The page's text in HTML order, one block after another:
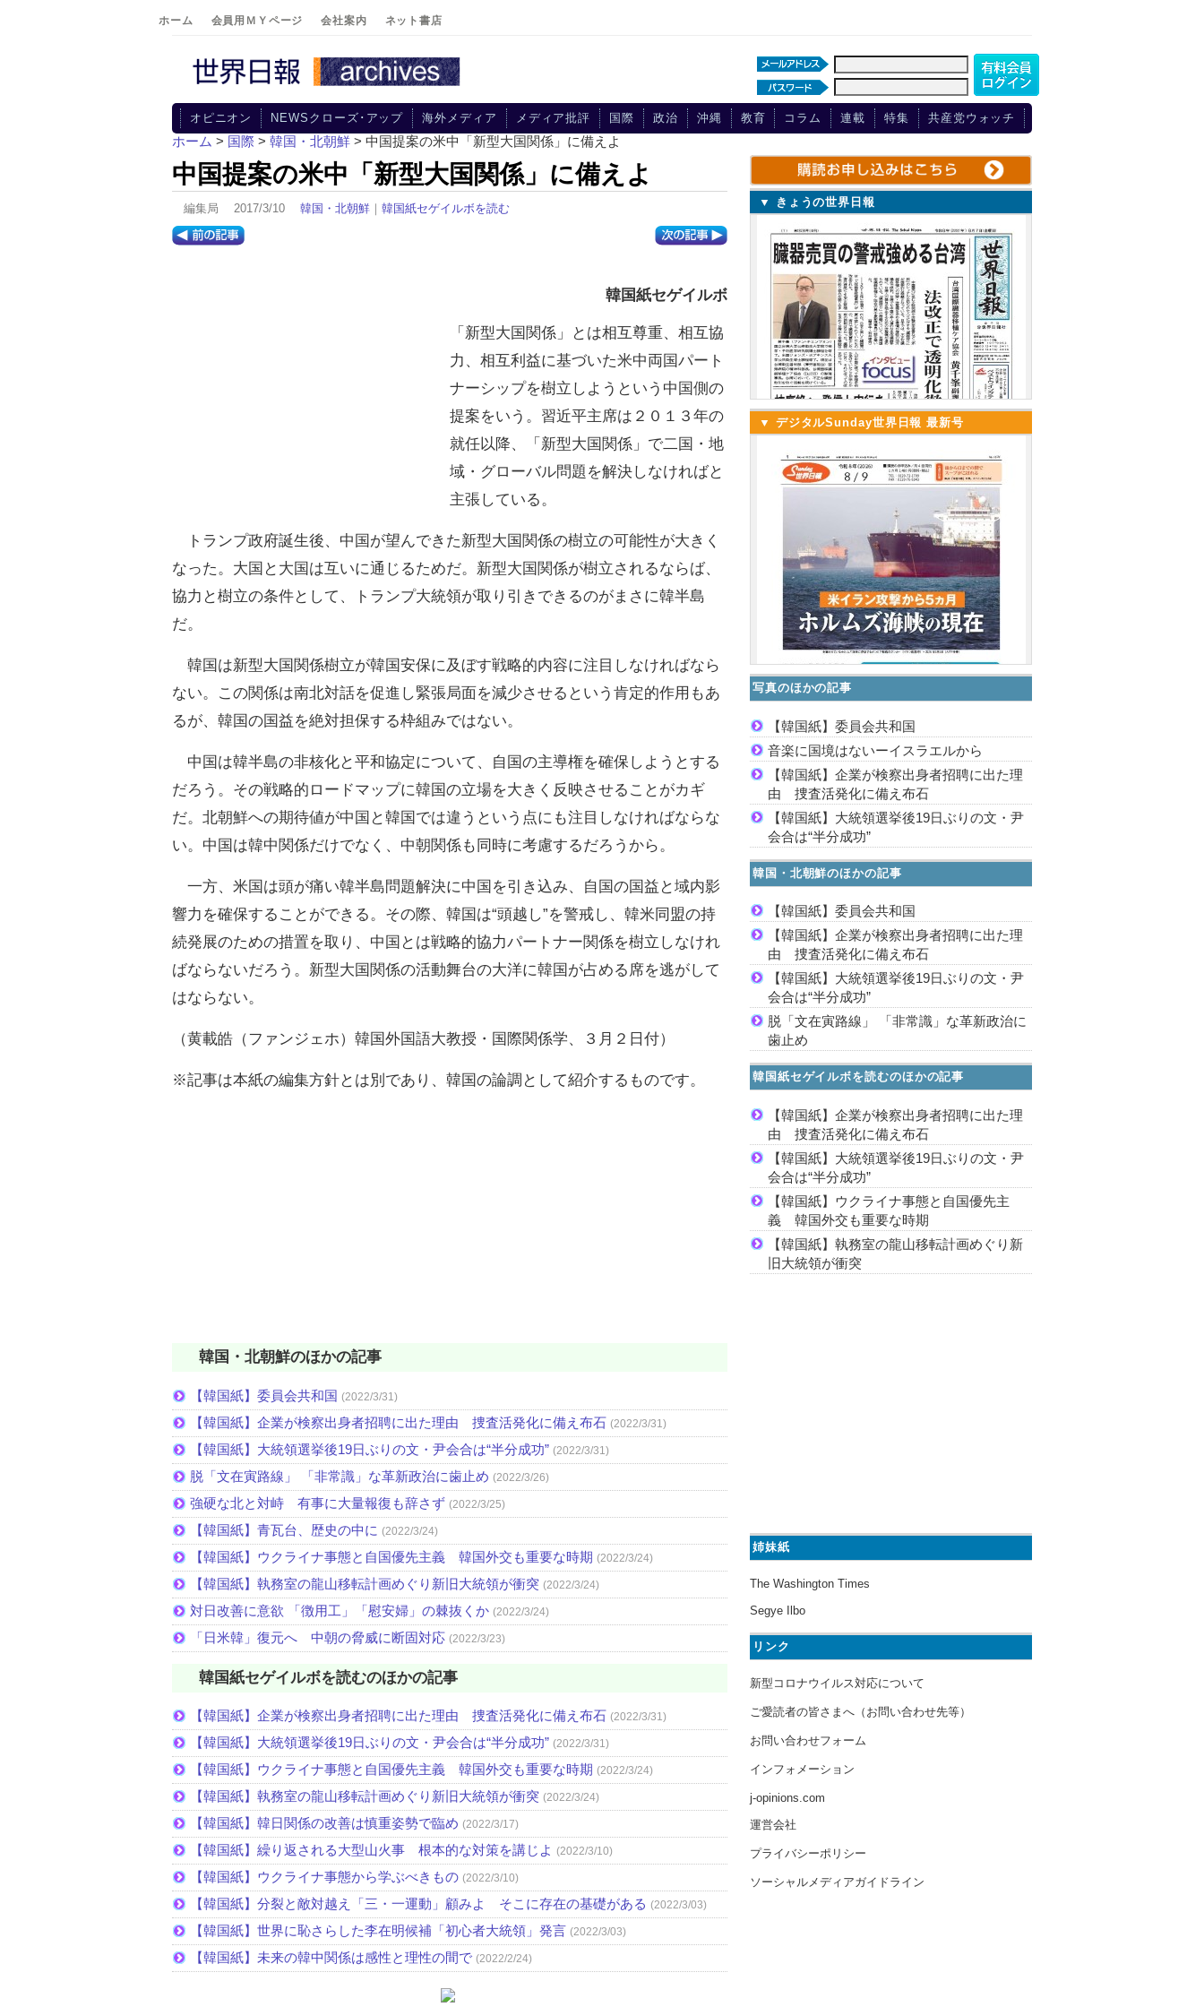
ホーム 会員用ＭＹページ 会社案内 ネット書店
オピニオン NEWSクローズ･アップ 海外メディア メディア批評 国際 政治 沖縄 教育 コラム 連載 特集 共産党ウォッチ
ホーム > 国際 > 韓国・北朝鮮 > 中国提案の米中「新型大国関係」に備えよ
中国提案の米中「新型大国関係」に備えよ
編集局 2017/3/10 韓国・北朝鮮 ｜ 韓国紙セゲイルボを読む
韓国紙セゲイルボ
「新型大国関係」とは相互尊重、相互協
力、相互利益に基づいた米中両国パート
ナーシップを樹立しようという中国側の
提案をいう。習近平主席は２０１３年の
就任以降、「新型大国関係」で二国・地
域・グローバル問題を解決しなければと
主張している。
トランプ政府誕生後、中国が望んできた新型大国関係の樹立の可能性が大きく
なった。大国と大国は互いに通じるためだ。新型大国関係が樹立されるならば、
協力と樹立の条件として、トランプ大統領が取り引きできるのがまさに韓半島
だ。
韓国は新型大国関係樹立が韓国安保に及ぼす戦略的内容に注目しなければなら
ない。この関係は南北対話を促進し緊張局面を減少させるという肯定的作用もあ
るが、韓国の国益を絶対担保する枠組みではない。
中国は韓半島の非核化と平和協定について、自国の主導権を確保しようとする
だろう。その戦略的ロードマップに韓国の立場を大きく反映させることがカギ
だ。北朝鮮への期待値が中国と韓国では違うという点にも注目しなければならな
い。中国は韓中関係だけでなく、中朝関係も同時に考慮するだろうから。
一方、米国は頭が痛い韓半島問題解決に中国を引き込み、自国の国益と域内影
響力を確保することができる。その際、韓国は“頭越し”を警戒し、韓米同盟の持
続発展のための措置を取り、中国とは戦略的協力パートナー関係を樹立しなけれ
ばならないだろう。新型大国関係の活動舞台の大洋に韓国が占める席を逃がして
はならない。
（黄載皓（ファンジェホ）韓国外国語大教授・国際関係学、３月２日付）
※記事は本紙の編集方針とは別であり、韓国の論調として紹介するものです。
韓国・北朝鮮のほかの記事
【韓国紙】委員会共和国 (2022/3/31)
【韓国紙】企業が検察出身者招聘に出た理由 捜査活発化に備え布石 (2022/3/31)
【韓国紙】大統領選挙後19日ぶりの文・尹会合は“半分成功” (2022/3/31)
脱「文在寅路線」 「非常識」な革新政治に歯止め (2022/3/26)
強硬な北と対峙 有事に大量報復も辞さず (2022/3/25)
【韓国紙】青瓦台、歴史の中に (2022/3/24)
【韓国紙】ウクライナ事態と自国優先主義 韓国外交も重要な時期 (2022/3/24)
【韓国紙】執務室の龍山移転計画めぐり新旧大統領が衝突 (2022/3/24)
対日改善に意欲 「徴用工」「慰安婦」の棘抜くか (2022/3/24)
「日米韓」復元へ 中朝の脅威に断固対応 (2022/3/23)
韓国紙セゲイルボを読むのほかの記事
【韓国紙】企業が検察出身者招聘に出た理由 捜査活発化に備え布石 (2022/3/31)
【韓国紙】大統領選挙後19日ぶりの文・尹会合は“半分成功” (2022/3/31)
【韓国紙】ウクライナ事態と自国優先主義 韓国外交も重要な時期 (2022/3/24)
【韓国紙】執務室の龍山移転計画めぐり新旧大統領が衝突 (2022/3/24)
【韓国紙】韓日関係の改善は慎重姿勢で臨め (2022/3/17)
【韓国紙】繰り返される大型山火事 根本的な対策を講じよ (2022/3/10)
【韓国紙】ウクライナ事態から学ぶべきもの (2022/3/10)
【韓国紙】分裂と敵対越え「三・一運動」顧みよ そこに存在の基礎がある (2022/3/03)
【韓国紙】世界に恥さらした李在明候補「初心者大統領」発言 (2022/3/03)
【韓国紙】未来の韓中関係は感性と理性の間で (2022/2/24)
▼ きょうの世界日報
▼ デジタルSunday世界日報 最新号
写真のほかの記事
【韓国紙】委員会共和国
音楽に国境はないーイスラエルから
【韓国紙】企業が検察出身者招聘に出た理
由 捜査活発化に備え布石
【韓国紙】大統領選挙後19日ぶりの文・尹
会合は“半分成功”
韓国・北朝鮮のほかの記事
【韓国紙】委員会共和国
【韓国紙】企業が検察出身者招聘に出た理
由 捜査活発化に備え布石
【韓国紙】大統領選挙後19日ぶりの文・尹
会合は“半分成功”
脱「文在寅路線」 「非常識」な革新政治に
歯止め
韓国紙セゲイルボを読むのほかの記事
【韓国紙】企業が検察出身者招聘に出た理
由 捜査活発化に備え布石
【韓国紙】大統領選挙後19日ぶりの文・尹
会合は“半分成功”
【韓国紙】ウクライナ事態と自国優先主
義 韓国外交も重要な時期
【韓国紙】執務室の龍山移転計画めぐり新
旧大統領が衝突
姉妹紙
The Washington Times
Segye Ilbo
リンク
新型コロナウイルス対応について
ご愛読者の皆さまへ（お問い合わせ先等）
お問い合わせフォーム
インフォメーション
j-opinions.com
運営会社
プライバシーポリシー
ソーシャルメディアガイドライン